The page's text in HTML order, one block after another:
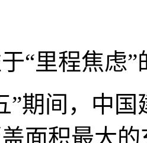
里程焦虑”
间，中国
面积最大